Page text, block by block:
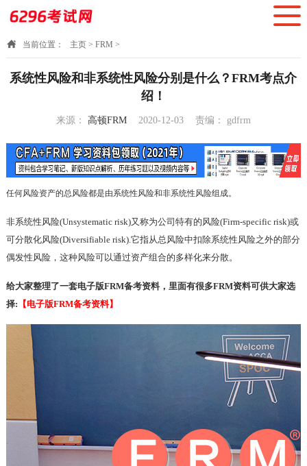
当前位置： 主页> FRM >
系统性风险和非系统性风险分别是什么？FRM考点介
绍！
来源： 高顿FRM
2020-12-03
责编： gdfrm
任何风险资产的总风险都是由系统性风险和非系统性风险组成。
非系统性风险(Unsystematic risk)又称为公司特有的风险(Firm-specific risk)或
可分散化风险(Diversifiable risk).它指从总风险中扣除系统性风险之外的部分
偶发性风险，这种风险可以通过资产组合的多样化来分散。
给大家整理了一套电子版FRM备考资料，里面有很多FRM资料可供大家选
择: 【电子版FRM备考资料】